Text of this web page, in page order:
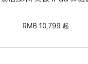
RMB 10,799 起